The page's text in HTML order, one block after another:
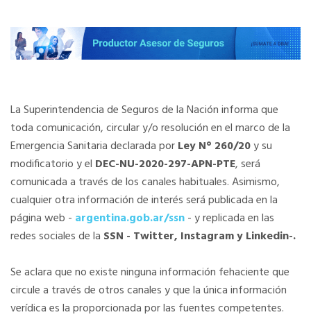
La Superintendencia de Seguros de la Nación informa que
toda comunicación, circular y/o resolución en el marco de la
Emergencia Sanitaria declarada porLey N° 260/20y su
modificatorio y el DEC-NU-2020-297-APN-PTE, será
comunicada a través de los canales habituales. Asimismo,
cualquier otra información de interés será publicada en la
página web - argentina.gob.ar/ssn- y replicada en las
redes sociales de la SSN - Twitter, Instagram y Linkedin-.
Se aclara que no existe ninguna información fehaciente que
circule a través de otros canales y que la única información
verídica es la proporcionada por las fuentes competentes.